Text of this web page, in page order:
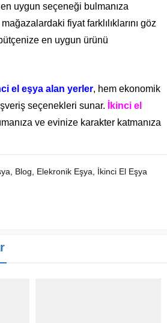
en uygun seçeneği bulmanıza
fiyat farklılıklarını göz
en uygun ürünü
el eşya alan yerler, hem ekonomik
seçenekleri sunar.
İkinci el
ve evinize karakter katmanıza
, Blog, Elekronik Eşya, İkinci El Eşya